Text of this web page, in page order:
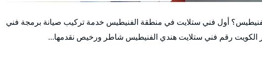
أول فني ستلايت في منطقة الفنيطيس خدمة تركيب صيانة برمجة فني
الكويت رقم فني ستلايت هندي الفنيطيس شاطر ورخيص نقدمها…